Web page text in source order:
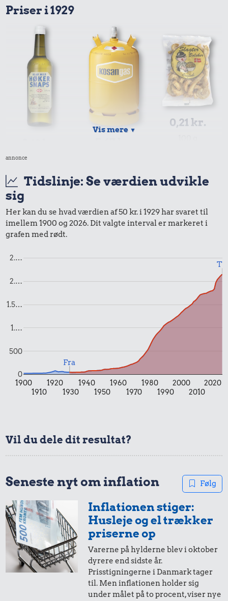
Priser i 1929
0,21 kr.
Avis Bakke jordbær
6,85 kr. 0,24 kr.
9,87 kr.
Dæk
0,14 kr.
Æble 0,71 kr.
Is
Vis mere ▼
annonce
Tidslinje: Se værdien udvikle
sig
Her kan du se hvad værdien af 50 kr. i 1929 har svaret til
imellem 1900 og 2026. Dit valgte interval er markeret i
grafen med rødt.
1900
1910
1920
1930
1940
1950
1960
1970
1980
1990
2000
2010
2020
0
500
1.…
1.5…
2.…
2.…
Fra
Til
Vil du dele dit resultat?
Seneste nyt om inflation Følg
Inflationen stiger:
Husleje og el trækker
priserne op
Varerne på hylderne blev i oktober
dyrere end sidste år.
Prisstigningerne i Danmark tager
til. Men inflationen holder sig
under målet på to procent, viser nye